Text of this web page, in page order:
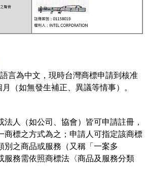
言為中文，現時台灣商標申請到核准
（如無發生補正、異議等情事）。
法人（如公司、協會）皆可申請註冊，
商標之方式為之；申請人可指定該商標
別之商品或服務（又稱「一案多
服務需依照商標法〈商品及服務分類